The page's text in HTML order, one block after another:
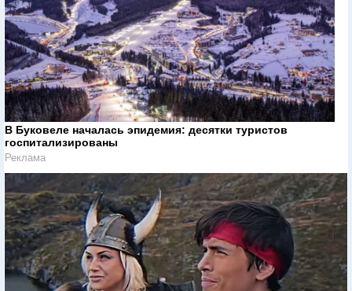
В Буковеле началась эпидемия: десятки туристов
госпитализированы
Реклама